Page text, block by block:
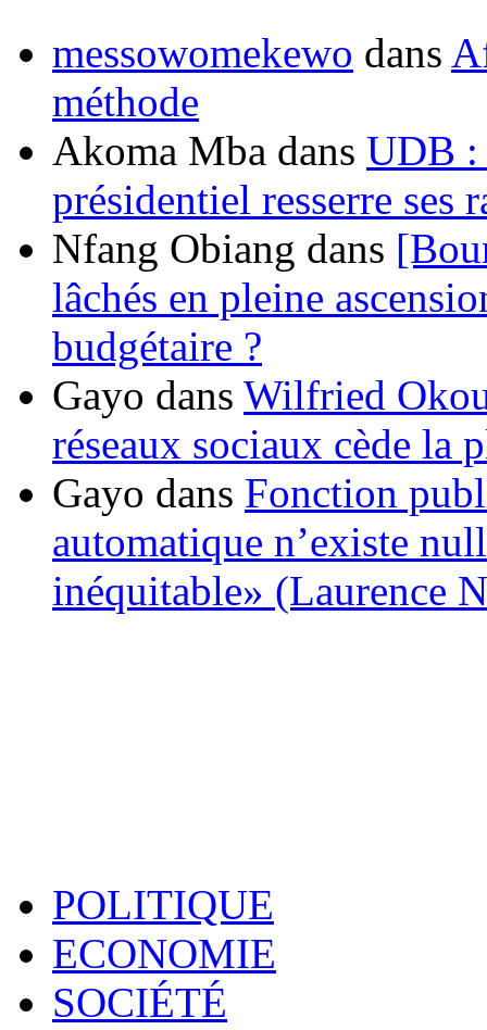
messowomekewo dans
méthode
Akoma Mba dans UDB :
présidentiel resserre ses
Nfang Obiang dans
lâchés en pleine
budgétaire ?
Gayo dans Wilfried
réseaux sociaux cède la
Gayo dans Fonction
automatique n’existe
inéquitable» (Laurence
POLITIQUE
ECONOMIE
SOCIÉTÉ